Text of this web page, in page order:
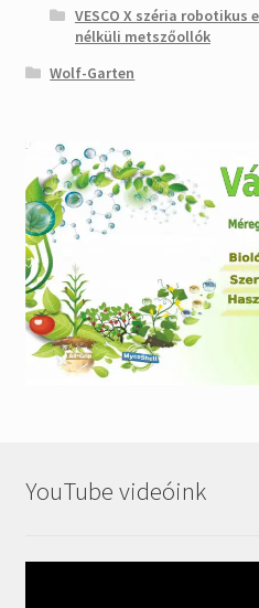
VESCO X széria
nélküli metszőollók
Wolf-Garten
YouTube videóink